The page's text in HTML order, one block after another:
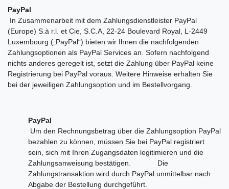
PayPal
In Zusammenarbeit mit dem Zahlungsdienstleister PayPal
(Europe) S.à r.l. et Cie, S.C.A, 22-24 Boulevard Royal, L-2449
Luxembourg („PayPal“) bieten wir Ihnen die nachfolgenden
Zahlungsoptionen als PayPal Services an. Sofern nachfolgend
nichts anderes geregelt ist, setzt die Zahlung über PayPal keine
Registrierung bei PayPal voraus. Weitere Hinweise erhalten Sie
bei der jeweiligen Zahlungsoption und im Bestellvorgang.
PayPal
Um den Rechnungsbetrag über die Zahlungsoption PayPal
bezahlen zu können, müssen Sie bei PayPal registriert
sein, sich mit Ihren Zugangsdaten legitimieren und die
Zahlungsanweisung bestätigen. Die
Zahlungstransaktion wird durch PayPal unmittelbar nach
Abgabe der Bestellung durchgeführt.